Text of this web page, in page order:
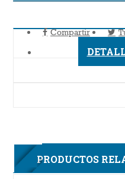
Compartir
3F
PRODUCTOS